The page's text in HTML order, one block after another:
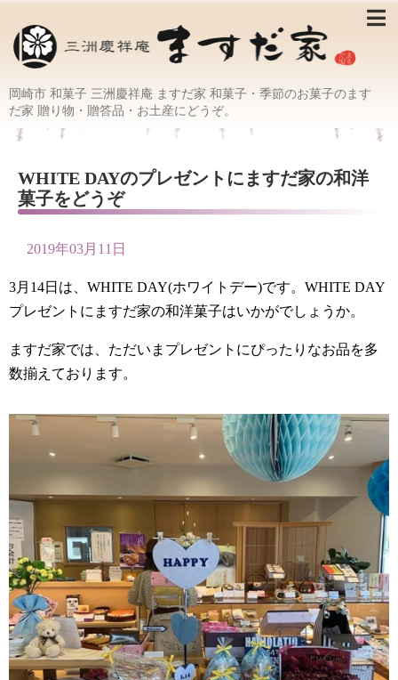
岡崎市 和菓子 三洲慶祥庵 ますだ家 和菓子・季節のお菓子のます
だ家 贈り物・贈答品・お土産にどうぞ。
WHITE DAYのプレゼントにますだ家の和洋
菓子をどうぞ
2019年03月11日
3月14日は、WHITE DAY(ホワイトデー)です。WHITE DAY
プレゼントにますだ家の和洋菓子はいかがでしょうか。
ますだ家では、ただいまプレゼントにぴったりなお品を多
数揃えております。